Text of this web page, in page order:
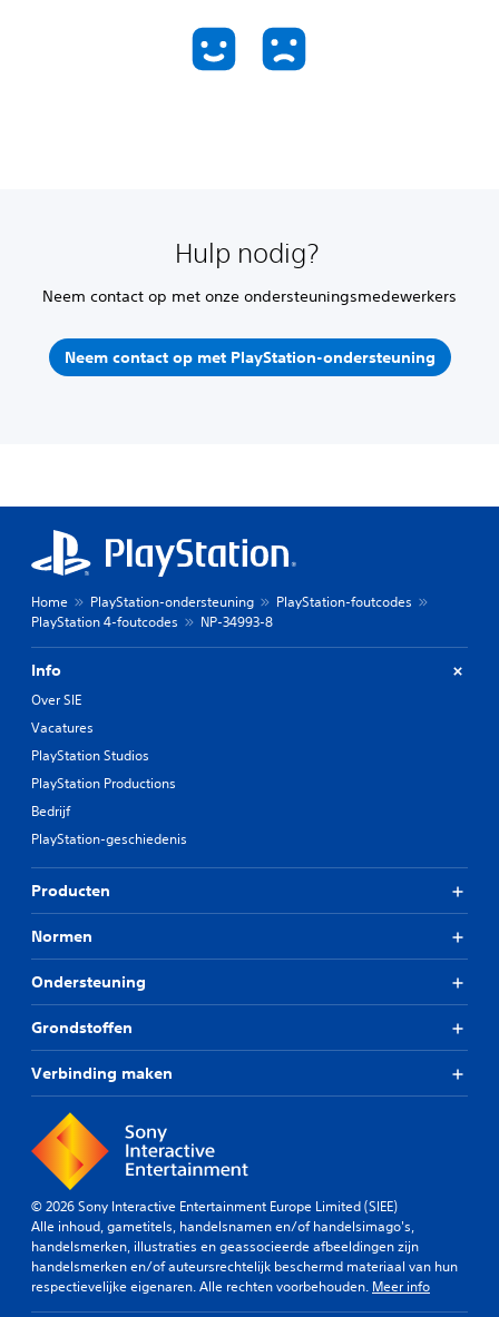
Hulp nodig?
Neem contact op met onze ondersteuningsmedewerkers
Neem contact op met PlayStation-ondersteuning
Home PlayStation-ondersteuning
PlayStation-foutcodes
PlayStation 4-foutcodes
NP-34993-8
Info
Over SIE
Vacatures
PlayStation Studios
PlayStation Productions
Bedrijf
PlayStation-geschiedenis
Producten
Normen
Ondersteuning
Grondstoffen
Verbinding maken
© 2026 Sony Interactive Entertainment Europe Limited (SIEE)
Alle inhoud, gametitels, handelsnamen en/of handelsimago's,
handelsmerken, illustraties en geassocieerde afbeeldingen zijn
handelsmerken en/of auteursrechtelijk beschermd materiaal van hun
respectievelijke eigenaren. Alle rechten voorbehouden. Meer info